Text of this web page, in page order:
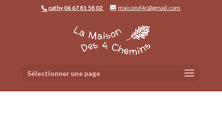
cathy 06 67 81 58 02 maisond4c@gmail.com
Sélectionner une page